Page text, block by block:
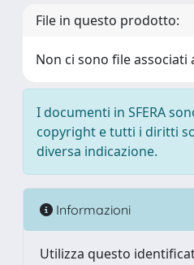
File in questo prodotto:
Non ci sono file
I documenti in SFERA
copyright e tutti i diritti
diversa indicazione.
Informazioni
Utilizza questo